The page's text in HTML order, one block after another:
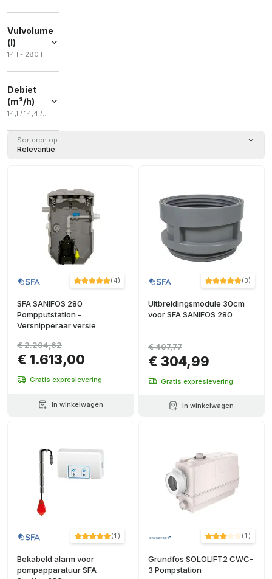
Vulvolume
(l)
14 l - 280 l
Debiet
(m³/h)
14,1 / 14,4 / 37,2 / 12,6 / 14,7
14,4 (2)
Sorteren op
Relevantie
(4)
SFA SANIFOS 280
Pompputstation -
Versnipperaar versie
€ 1.613,00
€ 2.204,62
Gratis expreslevering
In winkelwagen
(3)
Uitbreidingsmodule 30cm
voor SFA SANIFOS 280
€ 304,99
€ 407,77
Gratis expreslevering
In winkelwagen
(1)
Bekabeld alarm voor
pompapparatuur SFA
(1)
Grundfos SOLOLIFT2 CWC-
3 Pompstation